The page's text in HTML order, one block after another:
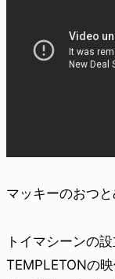
マッキーのおつと
トイマシーンの
TEMPLETONの映